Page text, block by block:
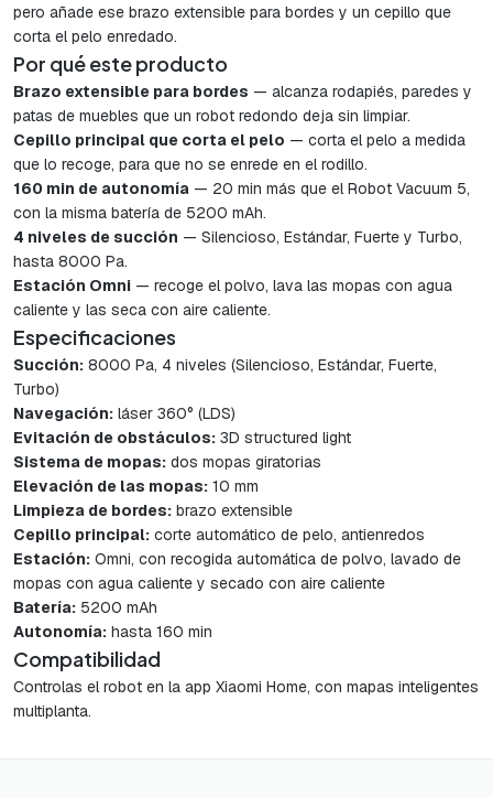
pero añade ese brazo extensible para bordes y un cepillo que
corta el pelo enredado.
Por qué este producto
Brazo extensible para bordes — alcanza rodapiés, paredes y
patas de muebles que un robot redondo deja sin limpiar.
Cepillo principal que corta el pelo — corta el pelo a medida
que lo recoge, para que no se enrede en el rodillo.
160 min de autonomía — 20 min más que el Robot Vacuum 5,
con la misma batería de 5200 mAh.
4 niveles de succión — Silencioso, Estándar, Fuerte y Turbo,
hasta 8000 Pa.
Estación Omni — recoge el polvo, lava las mopas con agua
caliente y las seca con aire caliente.
Especificaciones
Succión: 8000 Pa, 4 niveles (Silencioso, Estándar, Fuerte,
Turbo)
Navegación: láser 360° (LDS)
Evitación de obstáculos: 3D structured light
Sistema de mopas: dos mopas giratorias
Elevación de las mopas: 10 mm
Limpieza de bordes: brazo extensible
Cepillo principal: corte automático de pelo, antienredos
Estación: Omni, con recogida automática de polvo, lavado de
mopas con agua caliente y secado con aire caliente
Batería: 5200 mAh
Autonomía: hasta 160 min
Compatibilidad
Controlas el robot en la app Xiaomi Home, con mapas inteligentes
multiplanta.